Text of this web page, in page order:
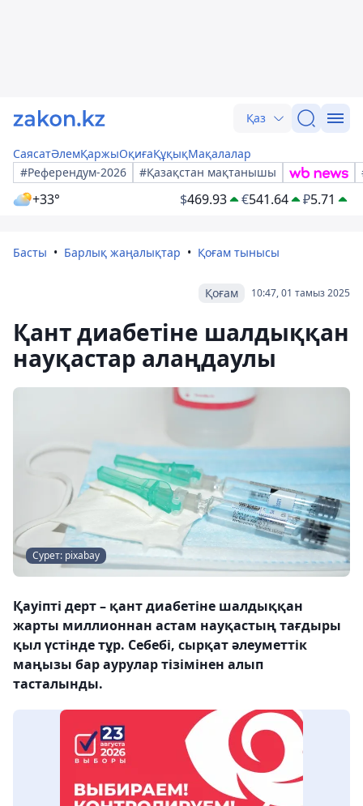
Қаз
СаясатӘлемҚаржыОқиғаҚұқықМақалалар
#Референдум-2026
#Қазақстан мақтанышы
+33° $469.93 €541.64 ₽5.71
Басты Барлық жаңалықтар Қоғам тынысы
10:47, 01 тамыз 2025
Қоғам
Қант диабетіне шалдыққан
науқастар алаңдаулы
Сурет: pixabay
Қауіпті дерт – қант диабетіне шалдыққан
жарты миллионнан астам науқастың тағдыры
қыл үстінде тұр. Себебі, сырқат әлеуметтік
маңызы бар аурулар тізімінен алып
тасталынды.